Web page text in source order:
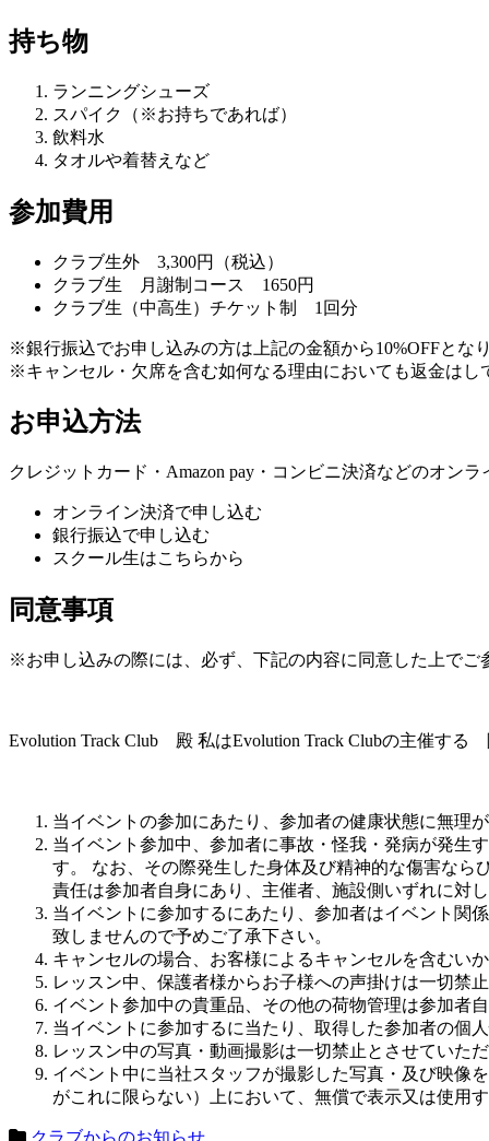
持ち物
ランニングシューズ
スパイク（※お持ちであれば）
飲料水
タオルや着替えなど
参加費用
クラブ生外 3,300円（税込）
クラブ生 月謝制コース 1650円
クラブ生（中高生）チケット制 1回分
※銀行振込でお申し込みの方は上記の金額から10%OFFとな
※キャンセル・欠席を含む如何なる理由においても返金はし
お申込方法
クレジットカード・Amazon pay・コンビニ決済などのオン
オンライン決済で申し込む
銀行振込で申し込む
スクール生はこちらから
同意事項
※お申し込みの際には、必ず、下記の内容に同意した上でご
Evolution Track Club 殿 私はEvolution Track Clubの主催す
当イベントの参加にあたり、参加者の健康状態に無理
当イベント参加中、参加者に事故・怪我・発病が発生
す。 なお、その際発生した身体及び精神的な傷害な
責任は参加者自身にあり、主催者、施設側いずれに対
当イベントに参加するにあたり、参加者はイベント関
致しませんので予めご了承下さい。
キャンセルの場合、お客様によるキャンセルを含むい
レッスン中、保護者様からお子様への声掛けは一切禁
イベント参加中の貴重品、その他の荷物管理は参加者
当イベントに参加するに当たり、取得した参加者の個
レッスン中の写真・動画撮影は一切禁止とさせていただ
イベント中に当社スタッフが撮影した写真・及び映像
がこれに限らない）上において、無償で表示又は使用す